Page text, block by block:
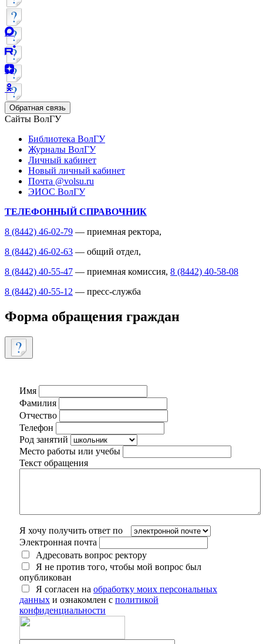
Обратная связь
Сайты ВолГУ
Библиотека ВолГУ
Журналы ВолГУ
Личный кабинет
Новый личный кабинет
Почта @volsu.ru
ЭИОС ВолГУ
ТЕЛЕФОННЫЙ СПРАВОЧНИК
8 (8442) 46-02-79 — приемная ректора,
8 (8442) 46-02-63 — общий отдел,
8 (8442) 40-55-47 — приемная комиссия, 8 (8442) 40-58-08
8 (8442) 40-55-12 — пресс-служба
Форма обращения граждан
Имя
Фамилия
Отчество
Телефон
Род занятий
Место работы или учебы
Текст обращения
Я хочу получить ответ по
Электронная почта
Адресовать вопрос ректору
Я не против того, чтобы мой вопрос был
опубликован
Я согласен на обработку моих персональных
данных и ознакомлен с политикой
конфиденциальности